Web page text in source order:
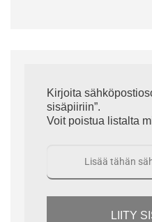
Kirjoita
sisäpiiriin”.
Voit poistua listalta
LIITY